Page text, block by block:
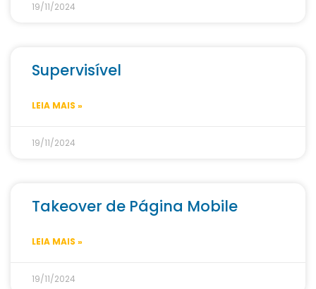
19/11/2024
Supervisível
LEIA MAIS »
19/11/2024
Takeover de Página Mobile
LEIA MAIS »
19/11/2024